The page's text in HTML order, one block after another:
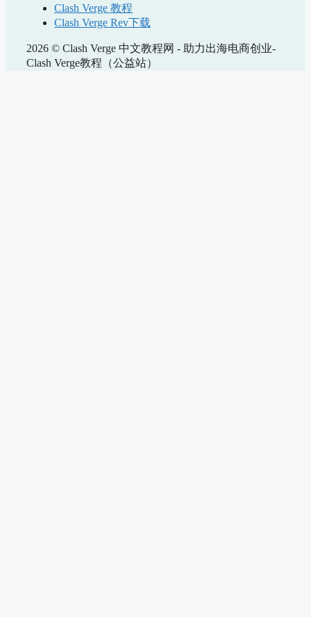
Clash Verge 教程
Clash Verge Rev下载
2026 © Clash Verge 中文教程网 - 助力出海电商创业-
Clash Verge教程（公益站）